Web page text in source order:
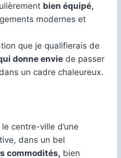
bien équipé,
modernes et
que je qualifierais de
donne envie de passer
un cadre chaleureux.
centre-ville d’une
dans un bel
commodités, bien